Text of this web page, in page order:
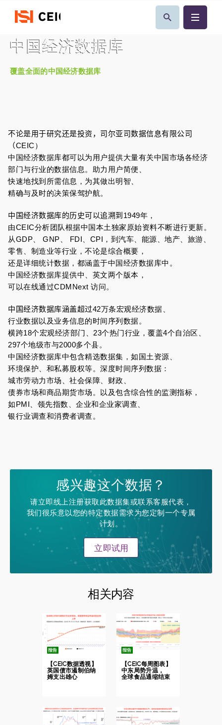
中国经济数据库
覆盖全面的中国经济数据库
不论是用于研究还是投资，司尔亚司数据信息有限公司
（CEIC）
中国经济数据库都可以为用户提供大量有关中国市场各经济
部门与行业的数据信息。助力用户简便、
快速地找到所需信息，为其做出明智、
精确与及时的决策保驾护航。
中国经济数据库的历史可以追溯到 1949年，
由CEIC分析团队根据中国本土独家原始资料不断进行更新。
从GDP、 GNP、 FDI、CPI，到汽车、能源、地产、旅游、
零售、制造业等行业，不论是综合概要，
还是详细统计数据，都涵盖于中国经济数据库中。
中国经济数据库提供中、英文两个版本，
可以在线通过CDMNext 访问。
中国经济数据库涵盖超过42万条宏观经济数据、
行业数据以及业务信息的时间序列数据。
横跨18个宏观经济部门、23个热门行业，覆盖4个自治区、
297个地级市与2000多个县。
中国经济数据库中包含精选数据集，如国土资源、
环境保护、和私募股权等。深度时间序列数据：
城市劳动力市场、社会保障、财政、
债券市场和商品期货市场。以及包含综合性的监测指标，
如PMI、领先指数、企业和企业家调查、
银行业调查和消费者调查。
感兴趣这个数据？
请立即线上注册获取此数据集或联系客服代表，
我们很乐意以您的特定数据需求为您定制一个专属
计划。
立即试用
相关内容
报告
【CEIC数据透视】
英国债市遏制伯纳
姆支出雄心
报告
【CEIC每周图表】
中东局势升温，
全球食品通缩结束